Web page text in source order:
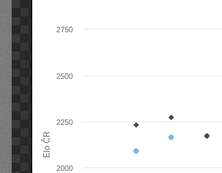
Elo ČR
2000
2250
2500
2750